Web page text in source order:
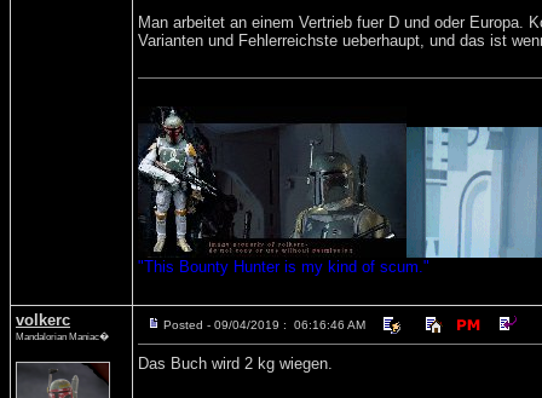
Man arbeitet an einem Vertrieb fuer D und oder
Varianten und Fehlerreichste ueberhaupt, und das ist
"This Bounty Hunter is my kind of scum."
volkerc
Mandalorian Maniac�
Posted - 09/04/2019 : 06:16:46 AM
Das Buch wird 2 kg wiegen.